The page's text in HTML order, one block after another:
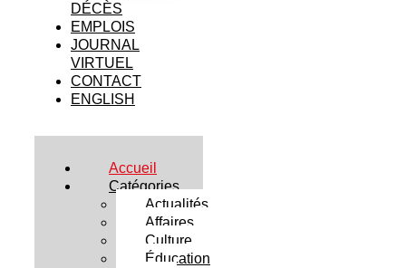
DÉCÈS
EMPLOIS
JOURNAL
VIRTUEL
CONTACT
ENGLISH
Accueil
Catégories
Actualités
Affaires
Culture
Éducation